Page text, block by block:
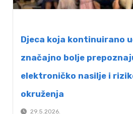
Djeca koja kontinuirano
značajno bolje
elektroničko nasilje i
okruženja
29.5.2026.